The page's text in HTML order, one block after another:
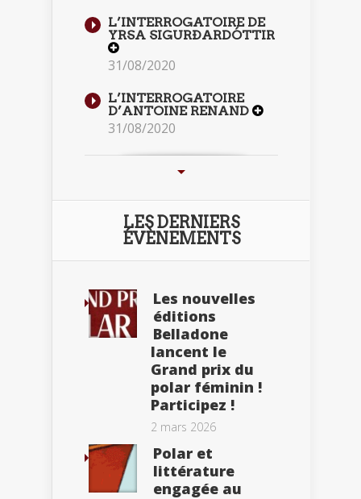
L’INTERROGATOIRE DE
YRSA SIGURÐARDÓTTIR
31/08/2020
L’INTERROGATOIRE
D’ANTOINE RENAND
31/08/2020
LES DERNIERS
ÉVÈNEMENTS
Les nouvelles
éditions
Belladone
lancent le
Grand prix du
polar féminin !
Participez !
2 mars 2026
Polar et
littérature
engagée au